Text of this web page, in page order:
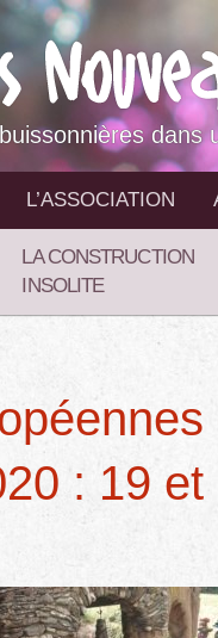
dans
L’ASSOCIATION
LA CONSTRUCTION
INSOLITE
: 19 et